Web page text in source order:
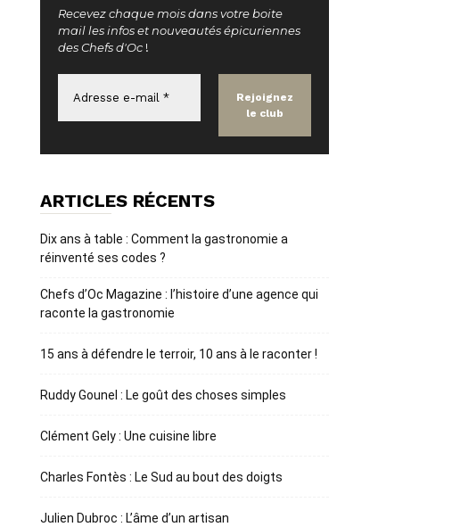
Recevez chaque mois dans votre boite
mail les infos et nouveautés épicuriennes
des Chefs d'Oc !
ARTICLES RÉCENTS
Dix ans à table : Comment la gastronomie a
réinventé ses codes ?
Chefs d’Oc Magazine : l’histoire d’une agence qui
raconte la gastronomie
15 ans à défendre le terroir, 10 ans à le raconter !
Ruddy Gounel : Le goût des choses simples
Clément Gely : Une cuisine libre
Charles Fontès : Le Sud au bout des doigts
Julien Dubroc : L’âme d’un artisan